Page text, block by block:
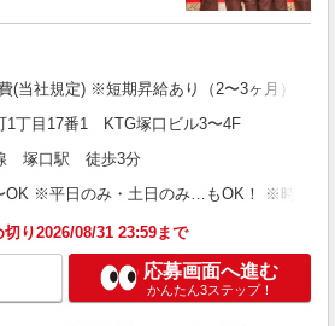
(当社規定) ※短期昇給あり（2〜3ヶ月）
1丁目17番1 KTG塚口ビル3〜4F
塚口駅 徒歩3分
OK ※平日のみ・土日のみ…もOK！ ※時短勤
切り2026/08/31 23:59まで
応募画面へ進む
かんたん3ステップ！